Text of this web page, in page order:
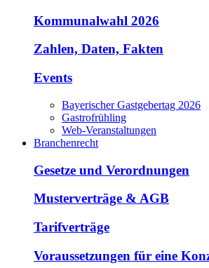
Kommunalwahl 2026
Zahlen, Daten, Fakten
Events
Bayerischer Gastgebertag 2026
Gastrofrühling
Web-Veranstaltungen
Branchenrecht
Gesetze und Verordnungen
Musterverträge & AGB
Tarifverträge
Voraussetzungen für eine